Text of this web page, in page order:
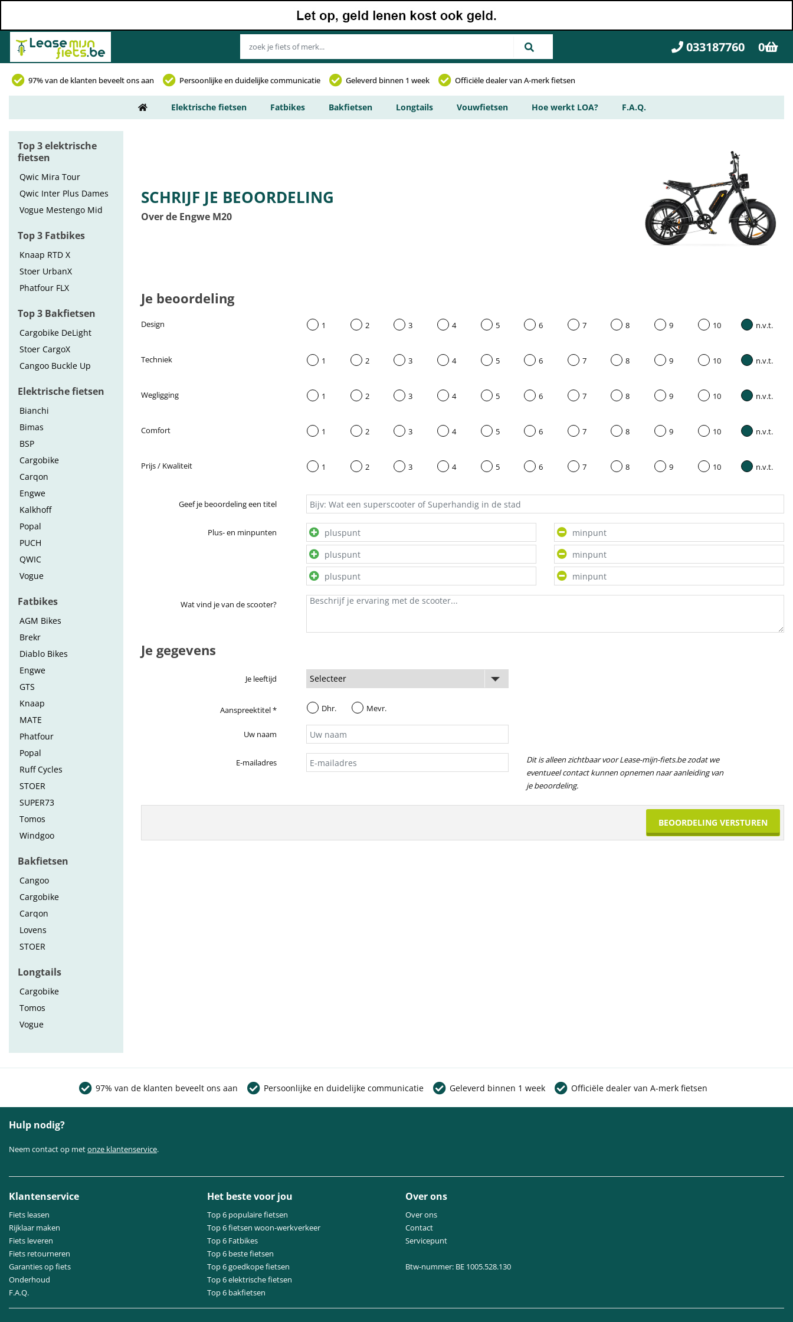
033187760 0
97% van de klanten beveelt ons aan Persoonlijke en duidelijke communicatie Geleverd binnen 1 week Officiële dealer van A-merk fietsen
Elektrische fietsen Fatbikes Bakfietsen Longtails Vouwfietsen Hoe werkt LOA? F.A.Q.
Top 3 elektrische
fietsen
Qwic Mira Tour
Qwic Inter Plus Dames
Vogue Mestengo Mid
Top 3 Fatbikes
Knaap RTD X
Stoer UrbanX
Phatfour FLX
Top 3 Bakfietsen
Cargobike DeLight
Stoer CargoX
Cangoo Buckle Up
Elektrische fietsen
Bianchi
Bimas
BSP
Cargobike
Carqon
Engwe
Kalkhoff
Popal
PUCH
QWIC
Vogue
Fatbikes
AGM Bikes
Brekr
Diablo Bikes
Engwe
GTS
Knaap
MATE
Phatfour
Popal
Ruff Cycles
STOER
SUPER73
Tomos
Windgoo
Bakfietsen
Cangoo
Cargobike
Carqon
Lovens
STOER
Longtails
Cargobike
Tomos
Vogue
SCHRIJF JE BEOORDELING
Over de Engwe M20
Je beoordeling
Design 1 2 3 4 5 6 7 8 9 10 n.v.t.
Techniek 1 2 3 4 5 6 7 8 9 10 n.v.t.
Wegligging 1 2 3 4 5 6 7 8 9 10 n.v.t.
Comfort 1 2 3 4 5 6 7 8 9 10 n.v.t.
Prijs / Kwaliteit 1 2 3 4 5 6 7 8 9 10 n.v.t.
Geef je beoordeling een titel
Plus- en minpunten
Wat vind je van de scooter?
Je gegevens
Je leeftijd
Aanspreektitel * Dhr. Mevr.
Uw naam
E-mailadres
Dit is alleen zichtbaar voor Lease-mijn-fiets.be zodat we
eventueel contact kunnen opnemen naar aanleiding van
je beoordeling.
97% van de klanten beveelt ons aan Persoonlijke en duidelijke communicatie Geleverd binnen 1 week Officiële dealer van A-merk fietsen
Hulp nodig?
Neem contact op metonze klantenservice.
Klantenservice
Fiets leasen
Rijklaar maken
Fiets leveren
Fiets retourneren
Garanties op fiets
Onderhoud
F.A.Q.
Het beste voor jou
Top 6 populaire fietsen
Top 6 fietsen woon-werkverkeer
Top 6 Fatbikes
Top 6 beste fietsen
Top 6 goedkope fietsen
Top 6 elektrische fietsen
Top 6 bakfietsen
Over ons
Over ons
Contact
Servicepunt
Btw-nummer: BE 1005.528.130